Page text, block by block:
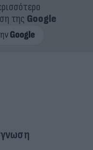
της Google